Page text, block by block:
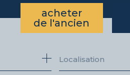
Programmes neufs
acheter
de l'ancien
de l'ancien
du neuf